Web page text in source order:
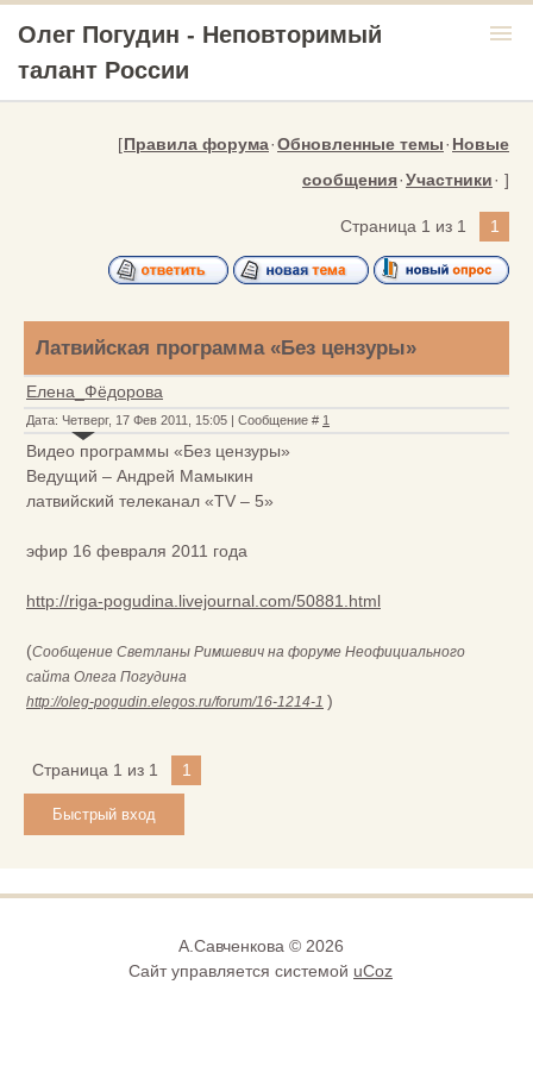
Олег Погудин - Неповторимый
талант России
menu
[Правила форума·Обновленные темы·Новые
сообщения·Участники· ]
Страница 1 из 1 1
Латвийская программа «Без цензуры»
Елена_Фёдорова
Дата: Четверг, 17 Фев 2011, 15:05 | Сообщение # 1
Видео программы «Без цензуры»
Ведущий – Андрей Мамыкин
латвийский телеканал «TV – 5»
эфир 16 февраля 2011 года
http://riga-pogudina.livejournal.com/50881.html
(Сообщение Светланы Римшевич на форуме Неофициального
сайта Олега Погудина
http://oleg-pogudin.elegos.ru/forum/16-1214-1 )
Страница 1 из 1 1
А.Савченкова © 2026
Сайт управляется системой uCoz